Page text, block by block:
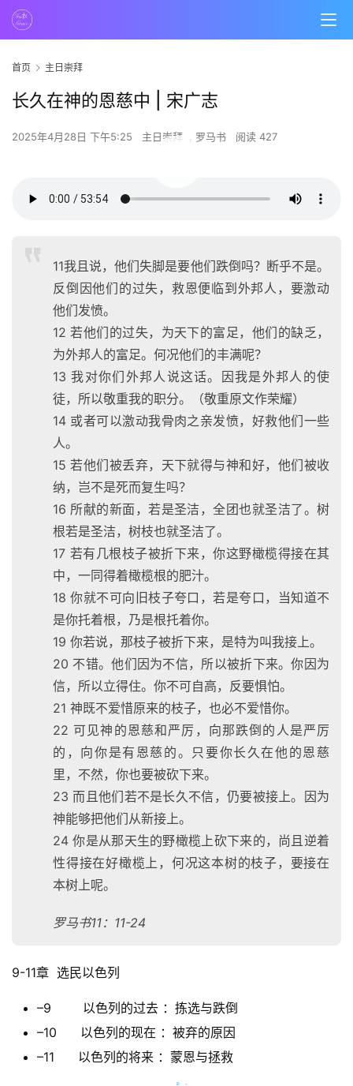
首页 主日崇拜
长久在神的恩慈中 | 宋广志
2025年4月28日 下午5:25 主日崇拜 , 罗马书 阅读 427
11我且说，他们失脚是要他们跌倒吗？断乎不是。
反倒因他们的过失，救恩便临到外邦人，要激动
他们发愤。
12 若他们的过失，为天下的富足，他们的缺乏，
为外邦人的富足。何况他们的丰满呢？
13 我对你们外邦人说这话。因我是外邦人的使
徒，所以敬重我的职分。（敬重原文作荣耀）
14 或者可以激动我骨肉之亲发愤，好救他们一些
人。
15 若他们被丢弃，天下就得与神和好，他们被收
纳，岂不是死而复生吗？
16 所献的新面，若是圣洁，全团也就圣洁了。树
根若是圣洁，树枝也就圣洁了。
17 若有几根枝子被折下来，你这野橄榄得接在其
中，一同得着橄榄根的肥汁。
18 你就不可向旧枝子夸口，若是夸口，当知道不
是你托着根，乃是根托着你。
19 你若说，那枝子被折下来，是特为叫我接上。
20 不错。他们因为不信，所以被折下来。你因为
信，所以立得住。你不可自高，反要惧怕。
21 神既不爱惜原来的枝子，也必不爱惜你。
22 可见神的恩慈和严厉，向那跌倒的人是严厉
的，向你是有恩慈的。只要你长久在他的恩慈
里，不然，你也要被砍下来。
23 而且他们若不是长久不信，仍要被接上。因为
神能够把他们从新接上。
24 你是从那天生的野橄榄上砍下来的，尚且逆着
性得接在好橄榄上，何况这本树的枝子，要接在
本树上呢。
罗马书11：11-24
9-11章  选民以色列
–9 以色列的过去 ：拣选与跌倒
–10 以色列的现在 ：被弃的原因
–11 以色列的将来 ：蒙恩与拯救